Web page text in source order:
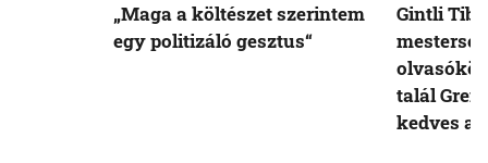
„Maga a költészet szerintem
egy politizáló gesztus“
Gintli
talál
kedves a